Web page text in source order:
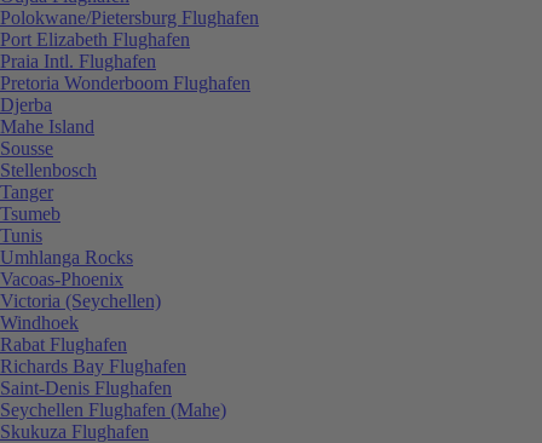
Polokwane/Pietersburg Flughafen
Port Elizabeth Flughafen
Praia Intl. Flughafen
Pretoria Wonderboom Flughafen
Djerba
Mahe Island
Sousse
Stellenbosch
Tanger
Tsumeb
Tunis
Umhlanga Rocks
Vacoas-Phoenix
Victoria (Seychellen)
Windhoek
Rabat Flughafen
Richards Bay Flughafen
Saint-Denis Flughafen
Seychellen Flughafen (Mahe)
Skukuza Flughafen